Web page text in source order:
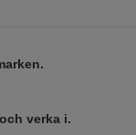
verka i.